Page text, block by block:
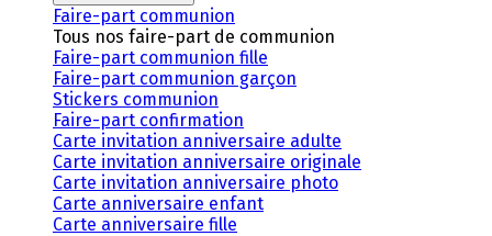
Faire-part communion
Tous nos faire-part de communion
Faire-part communion fille
Faire-part communion garçon
Stickers communion
Faire-part confirmation
Carte invitation anniversaire adulte
Carte invitation anniversaire originale
Carte invitation anniversaire photo
Carte anniversaire enfant
Carte anniversaire fille